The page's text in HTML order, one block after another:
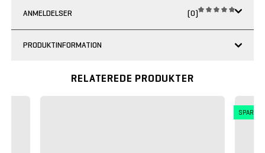
ANMELDELSER (0)
PRODUKTINFORMATION
RELATEREDE PRODUKTER
SPAR